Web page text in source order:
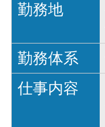
勤務地
勤務体系
仕事内容